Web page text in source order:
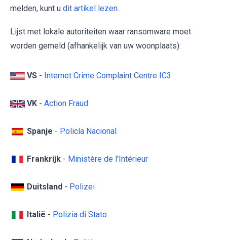
melden, kunt u dit artikel lezen.
Lijst met lokale autoriteiten waar ransomware moet
worden gemeld (afhankelijk van uw woonplaats):
VS - Internet Crime Complaint Centre IC3
VK - Action Fraud
Spanje - Policía Nacional
Frankrijk - Ministère de l'Intérieur
Duitsland - Polizei
Italië - Polizia di Stato